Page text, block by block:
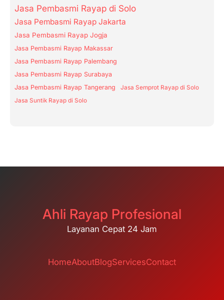
Jasa Pembasmi Rayap di Solo
Jasa Pembasmi Rayap Jakarta
Jasa Pembasmi Rayap Jogja
Jasa Pembasmi Rayap Makassar
Jasa Pembasmi Rayap Palembang
Jasa Pembasmi Rayap Surabaya
Jasa Pembasmi Rayap Tangerang
Jasa Semprot Rayap di Solo
Jasa Suntik Rayap di Solo
Ahli Rayap Profesional
Layanan Cepat 24 Jam
HomeAboutBlogServicesContact